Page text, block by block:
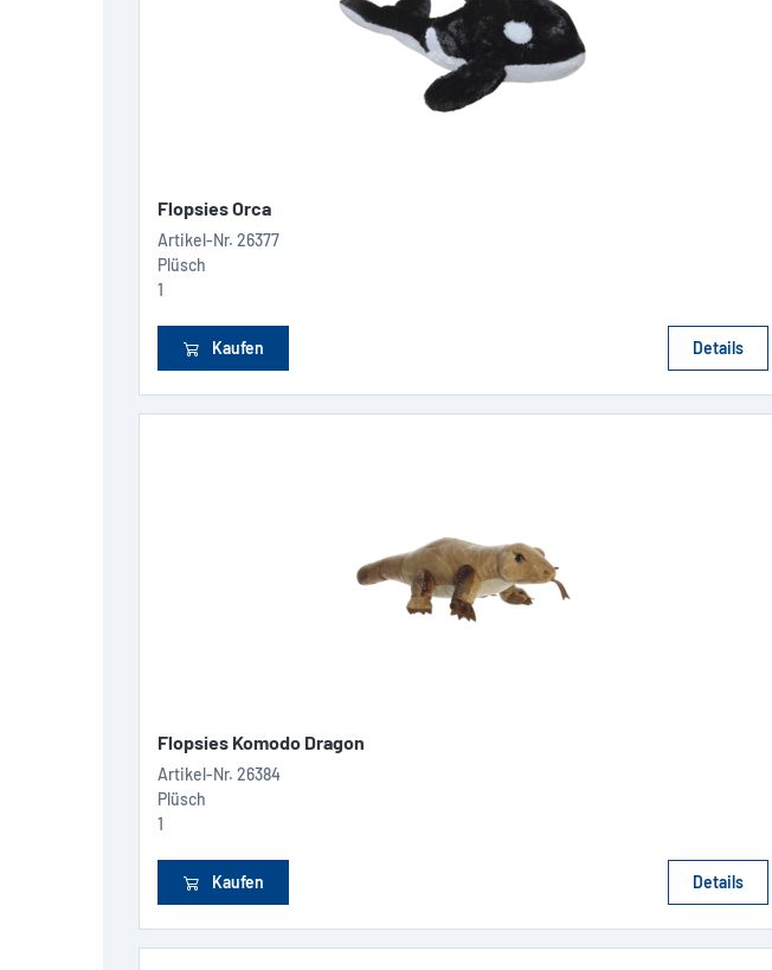
Flopsies Orca
Artikel-Nr. 26377
Plüsch
1
Kaufen Details
Flopsies Komodo Dragon
Artikel-Nr. 26384
Plüsch
1
Kaufen Details